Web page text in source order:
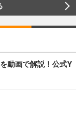
動画で解説！公式Y